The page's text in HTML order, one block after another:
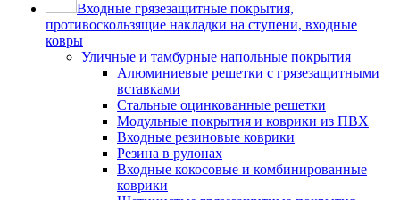
Входные грязезащитные покрытия,
противоскользящие накладки на ступени, входные
ковры
Уличные и тамбурные напольные покрытия
Алюминиевые решетки с грязезащитными
вставками
Стальные оцинкованные решетки
Модульные покрытия и коврики из ПВХ
Входные резиновые коврики
Резина в рулонах
Входные кокосовые и комбинированные
коврики